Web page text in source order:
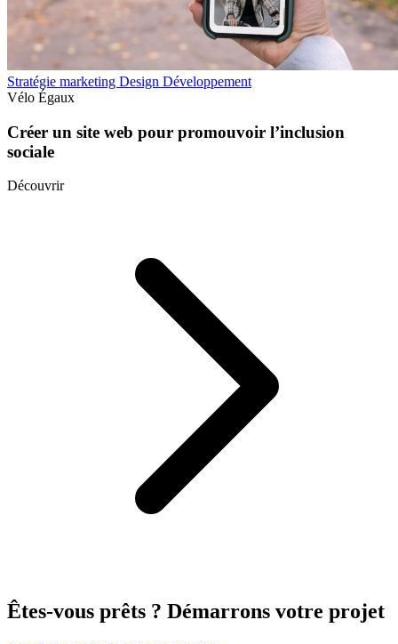
Stratégie marketing Design Développement
Vélo Égaux
Créer un site web pour promouvoir l’inclusion
sociale
Découvrir
Êtes-vous prêts ? Démarrons votre projet